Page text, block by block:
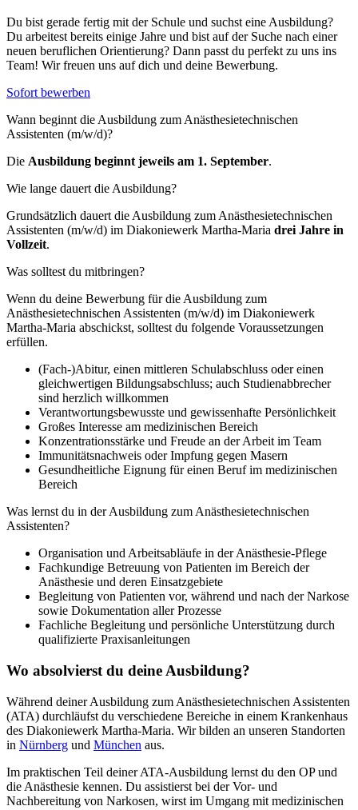
Du bist gerade fertig mit der Schule und suchst eine Ausbildung?
Du arbeitest bereits einige Jahre und bist auf der Suche nach einer
neuen beruflichen Orientierung? Dann passt du perfekt zu uns ins
Team! Wir freuen uns auf dich und deine Bewerbung.
Sofort bewerben
Wann beginnt die Ausbildung zum Anästhesietechnischen
Assistenten (m/w/d)?
Die Ausbildung beginnt jeweils am 1. September.
Wie lange dauert die Ausbildung?
Grundsätzlich dauert die Ausbildung zum Anästhesietechnischen
Assistenten (m/w/d) im Diakoniewerk Martha-Maria drei Jahre in
Vollzeit.
Was solltest du mitbringen?
Wenn du deine Bewerbung für die Ausbildung zum
Anästhesietechnischen Assistenten (m/w/d) im Diakoniewerk
Martha-Maria abschickst, solltest du folgende Voraussetzungen
erfüllen.
(Fach-)Abitur, einen mittleren Schulabschluss oder einen
gleichwertigen Bildungsabschluss; auch Studienabbrecher
sind herzlich willkommen
Verantwortungsbewusste und gewissenhafte Persönlichkeit
Großes Interesse am medizinischen Bereich
Konzentrationsstärke und Freude an der Arbeit im Team
Immunitätsnachweis oder Impfung gegen Masern
Gesundheitliche Eignung für einen Beruf im medizinischen
Bereich
Was lernst du in der Ausbildung zum Anästhesietechnischen
Assistenten?
Organisation und Arbeitsabläufe in der Anästhesie-Pflege
Fachkundige Betreuung von Patienten im Bereich der
Anästhesie und deren Einsatzgebiete
Begleitung von Patienten vor, während und nach der Narkose
sowie Dokumentation aller Prozesse
Fachliche Begleitung und persönliche Unterstützung durch
qualifizierte Praxisanleitungen
Wo absolvierst du deine Ausbildung?
Während deiner Ausbildung zum Anästhesietechnischen Assistenten
(ATA) durchläufst du verschiedene Bereiche in einem Krankenhaus
des Diakoniewerk Martha-Maria. Wir bilden an unseren Standorten
in Nürnberg und München aus.
Im praktischen Teil deiner ATA-Ausbildung lernst du den OP und
die Anästhesie kennen. Du assistierst bei der Vor- und
Nachbereitung von Narkosen, wirst im Umgang mit medizinischen